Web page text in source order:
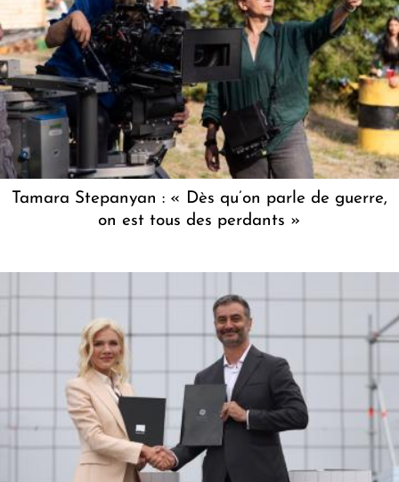
Tamara Stepanyan : « Dès qu’on parle de guerre,
on est tous des perdants »